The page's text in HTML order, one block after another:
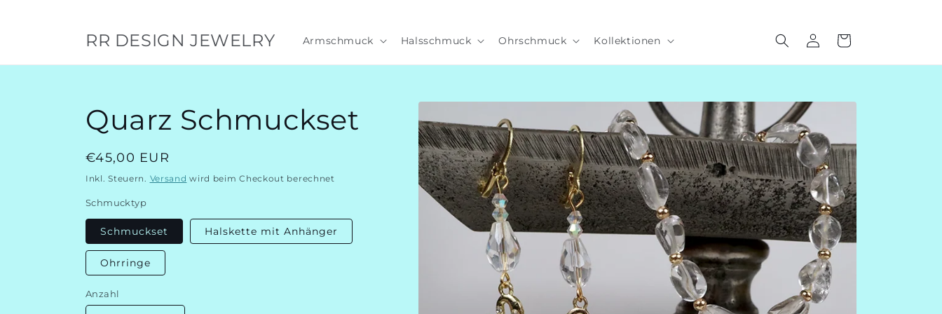
RR DESIGN JEWELRY Armschmuck Halsschmuck Ohrschmuck Kollektionen EinloggenWarenkorb
Zu
Produktinformationen
springen
Quarz Schmuckset
Normaler
Preis
€45,00 EUR
Inkl. Steuern. Versand wird beim Checkout berechnet
Schmucktyp
Schmuckset Halskette mit Anhänger
Ohrringe
Anzahl